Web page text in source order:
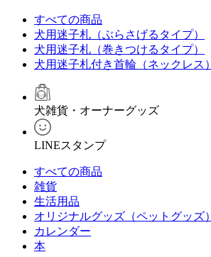
すべての商品
犬用迷子札（ぶらさげるタイプ）
犬用迷子札（巻きつけるタイプ）
犬用迷子札付き首輪（ネックレス）
犬雑貨・オーナーグッズ
LINEスタンプ
すべての商品
雑貨
生活用品
オリジナルグッズ（ペットグッズ）
カレンダー
本